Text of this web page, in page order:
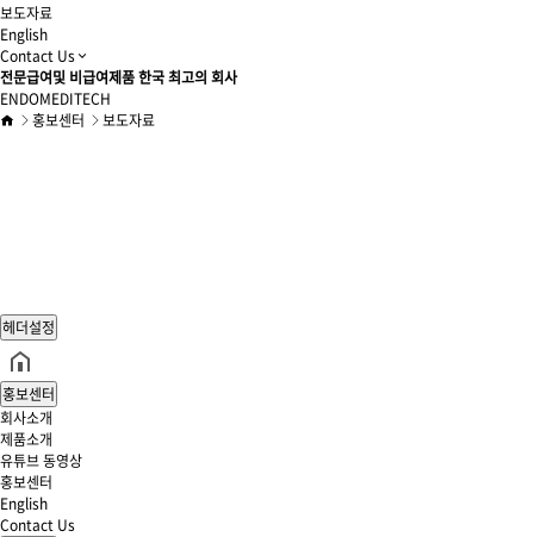
보도자료
English
Contact Us
전문급여및 비급여제품 한국 최고의 회사
ENDOMEDITECH
홍보센터
보도자료
헤더설정
홍보센터
회사소개
제품소개
유튜브 동영상
홍보센터
English
Contact Us